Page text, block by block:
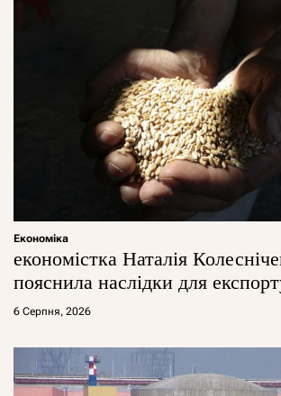
Економіка
економістка Наталія
пояснила наслідки для
6 Серпня, 2026